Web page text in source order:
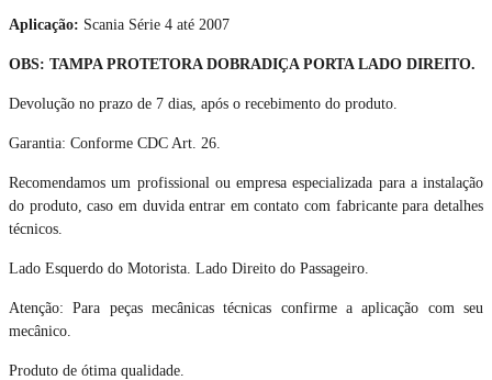
Aplicação: Scania Série 4 até 2007
OBS: TAMPA PROTETORA DOBRADIÇA PORTA LADO DIREITO.
Devolução no prazo de 7 dias, após o recebimento do produto.
Garantia: Conforme CDC Art. 26.
Recomendamos um profissional ou empresa especializada para a instalação
do produto, caso em duvida entrar em contato com fabricante para detalhes
técnicos.
Lado Esquerdo do Motorista. Lado Direito do Passageiro.
Atenção: Para peças mecânicas técnicas confirme a aplicação com seu
mecânico.
Produto de ótima qualidade.